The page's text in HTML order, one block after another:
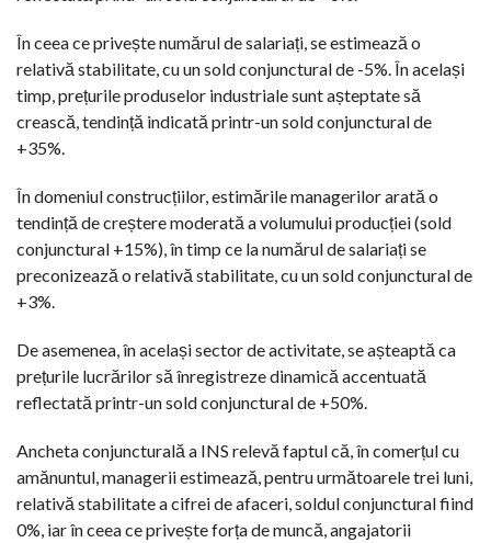
În ceea ce privește numărul de salariați, se estimează o
relativă stabilitate, cu un sold conjunctural de -5%. În același
timp, prețurile produselor industriale sunt așteptate să
crească, tendință indicată printr-un sold conjunctural de
+35%.
În domeniul construcțiilor, estimările managerilor arată o
tendință de creștere moderată a volumului producției (sold
conjunctural +15%), în timp ce la numărul de salariați se
preconizează o relativă stabilitate, cu un sold conjunctural de
+3%.
De asemenea, în același sector de activitate, se așteaptă ca
prețurile lucrărilor să înregistreze dinamică accentuată
reflectată printr-un sold conjunctural de +50%.
Ancheta conjuncturală a INS relevă faptul că, în comerțul cu
amănuntul, managerii estimează, pentru următoarele trei luni,
relativă stabilitate a cifrei de afaceri, soldul conjunctural fiind
0%, iar în ceea ce privește forța de muncă, angajatorii